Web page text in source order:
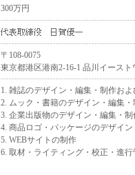
300万円
〒108-0075
東京都港区港南2-16-1 品川イース
1. 雑誌のデザイン・編集・制作お
2. ムック・書籍のデザイン・編集・
3. 企業出版物のデザイン・編集・制
4. 商品ロゴ・パッケージのデザイン
5. WEBサイトの制作
6. 取材・ライティング・校正・進